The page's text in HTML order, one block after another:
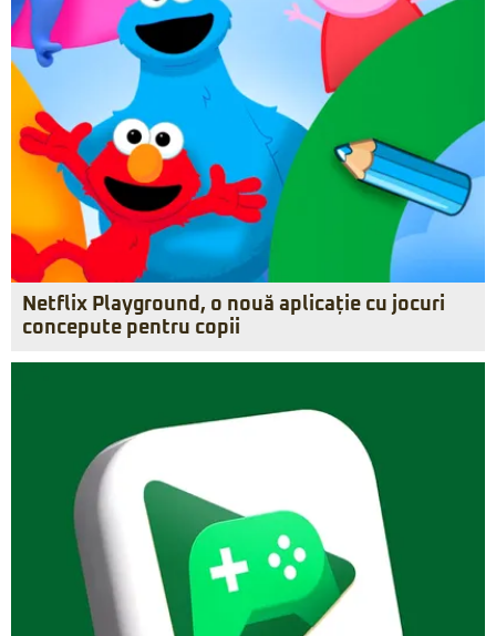
Netflix Playground, o nouă aplicație cu jocuri
concepute pentru copii